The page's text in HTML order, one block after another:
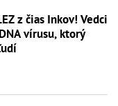
z čias Inkov! Vedci
vírusu, ktorý